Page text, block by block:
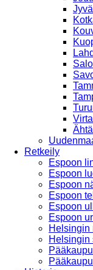
Retkeily
Espoon
Espoon
Espoon
Espoon
Espoon
Espoon
Helsingin
Helsingin